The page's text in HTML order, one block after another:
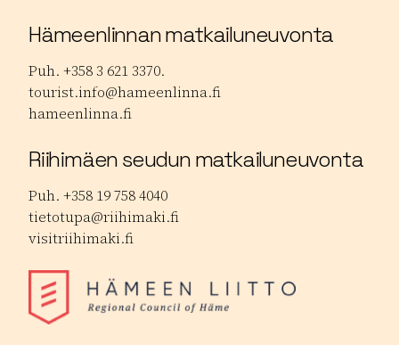
Hämeenlinnan matkailuneuvonta
Puh. +358 3 621 3370.
tourist.info@hameenlinna.fi
hameenlinna.fi
Riihimäen seudun matkailuneuvonta
Puh. +358 19 758 4040
tietotupa@riihimaki.fi
visitriihimaki.fi